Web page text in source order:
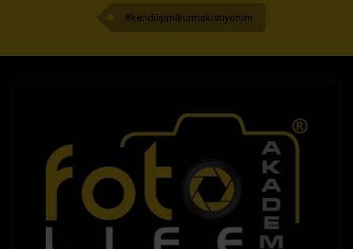
#kendiişimikurmakistiyorum